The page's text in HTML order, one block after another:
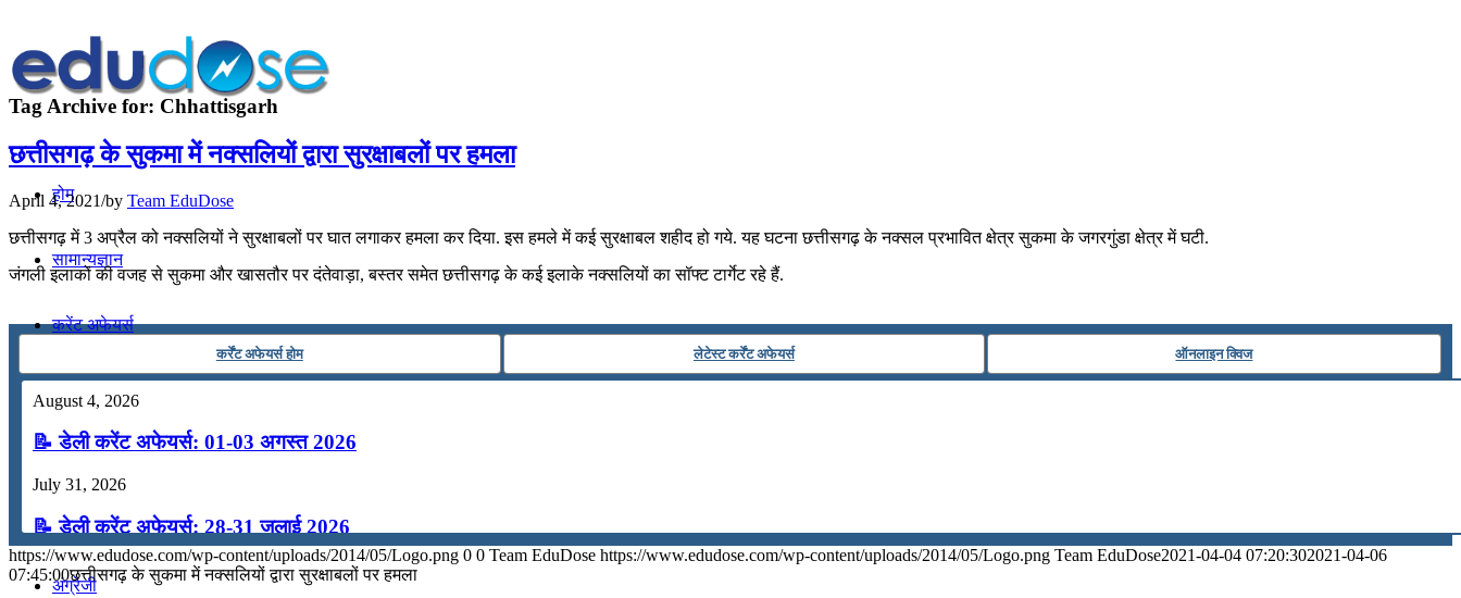
होम
सामान्यज्ञान
करेंट अफेयर्स
तर्कशक्ति
कंप्यूटर
अंग्रेजी
Tag Archive for: Chhattisgarh
छत्तीसगढ़ के सुकमा में नक्सलियों द्वारा सुरक्षाबलों पर हमला
April 4, 2021/by Team EduDose
छत्तीसगढ़ में 3 अप्रैल को नक्सलियों ने सुरक्षाबलों पर घात लगाकर हमला कर दिया. इस हमले में कई सुरक्षाबल शहीद हो गये. यह घटना छत्तीसगढ़ के नक्सल प्रभावित क्षेत्र सुकमा के जगरगुंडा क्षेत्र में घटी.
जंगली इलाकों की वजह से सुकमा और खासतौर पर दंतेवाड़ा, बस्तर समेत छत्तीसगढ़ के कई इलाके नक्सलियों का सॉफ्ट टार्गेट रहे हैं.
कर्रेंट अफेयर्स होम लेटेस्ट कर्रेंट अफेयर्स ऑनलाइन क्विज
August 4, 2026
📝 डेली करेंट अफेयर्स: 01-03 अगस्त 2026
July 31, 2026
📝 डेली करेंट अफेयर्स: 28-31 जुलाई 2026
July 28, 2026
https://www.edudose.com/wp-content/uploads/2014/05/Logo.png 0 0 Team EduDose https://www.edudose.com/wp-content/uploads/2014/05/Logo.png Team EduDose2021-04-04 07:20:302021-04-06
07:45:00छत्तीसगढ़ के सुकमा में नक्सलियों द्वारा सुरक्षाबलों पर हमला